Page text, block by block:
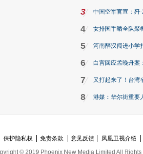
3 中国空军官宣：歼
4 女排国手晒全队聚
5 河南醉汉闯进小学
6 白宫回应孟晚舟案
7 又打起来了！台湾
8 港媒：华尔街重要
保护隐私权 免责条款 意见反馈 凤凰卫视介绍
© 2019 Phoenix New Media Limited All Rights